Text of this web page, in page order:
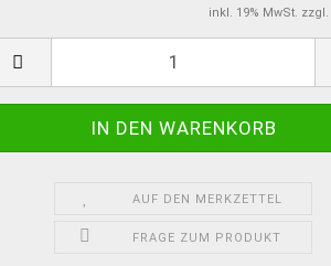
inkl. 19% MwSt. zzgl.
AUF DEN MERKZETTEL
FRAGE ZUM PRODUKT